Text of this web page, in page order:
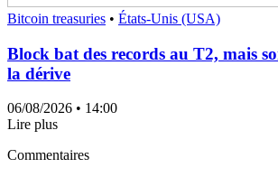
Bitcoin treasuries • États-Unis (USA)
Block bat des records au T2, mais
la dérive
06/08/2026 • 14:00
Lire plus
Commentaires